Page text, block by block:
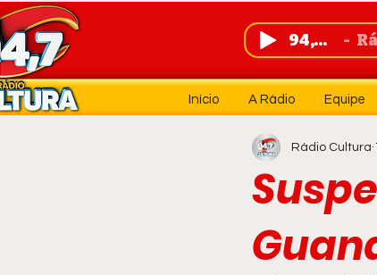
94,7 FM
Início A Rádio Equipe
Rádio Cultura